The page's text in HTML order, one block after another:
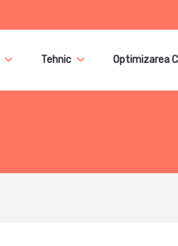
Tehnic Optimizarea